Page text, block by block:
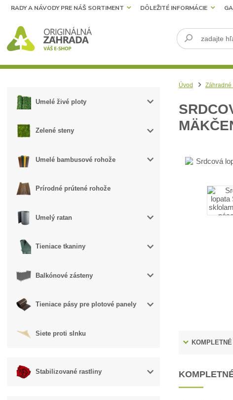
RADY A NÁVODY PRE NÁŠ SORTIMENT DÔLEŽITÉ INFORMÁCIE
Umelé živé ploty
Zelené steny
Umelé bambusové rohože
Prírodné prútené rohože
Umelý ratan
Tieniace tkaniny
Balkónové zásteny
Tieniace pásy pre plotové panely
Siete proti slnku
Stabilizované rastliny
Úvod Záhradné